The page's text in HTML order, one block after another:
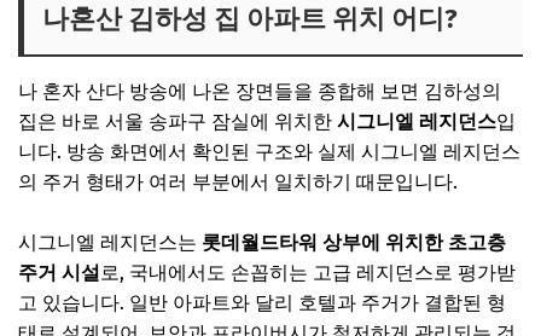
나혼산 김하성 집 아파트 위치 어디?
나 혼자 산다 방송에 나온 장면들을 종합해 보면 김하성의
집은 바로 서울 송파구 잠실에 위치한 시그니엘 레지던스입
니다. 방송 화면에서 확인된 구조와 실제 시그니엘 레지던스
의 주거 형태가 여러 부분에서 일치하기 때문입니다.
시그니엘 레지던스는 롯데월드타워 상부에 위치한 초고층
주거 시설로, 국내에서도 손꼽히는 고급 레지던스로 평가받
고 있습니다. 일반 아파트와 달리 호텔과 주거가 결합된 형